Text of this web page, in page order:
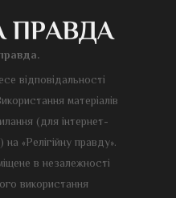
відповідальності
матеріалів
(для інтернет-
«Релігійну правду».
в незалежності
використання